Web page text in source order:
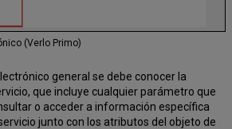
(Verlo Primo)
general se debe conocer la
que incluye cualquier parámetro que
o acceder a información específica
junto con los atributos del objeto de